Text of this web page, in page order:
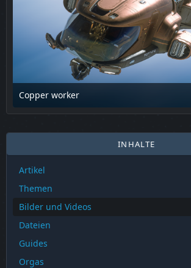
Copper worker
17. Februar 2025 um 13:48
INHALTE
Artikel
Themen
Bilder und Videos
Dateien
Guides
Orgas